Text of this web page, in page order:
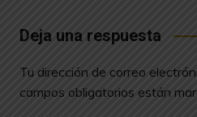
c
b
st
d
ai m
p
ar
Deja una respuesta
Tu dirección de correo
campos obligatorios están